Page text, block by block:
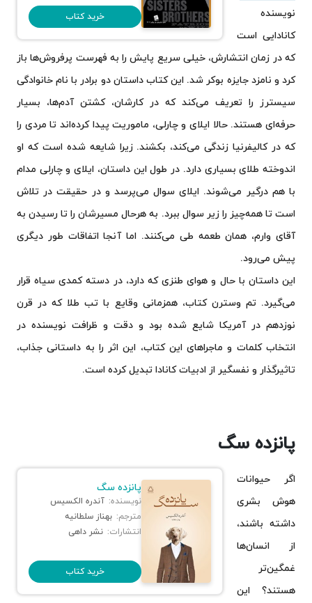
خرید کتاب
نویسنده
کانادایی است
که در زمان انتشارش، خیلی سریع پایش را به فهرست پرفروش‌ها باز
کرد و نامزد جایزه بوکر شد. این کتاب داستان دو برادر با نام خانوادگی
سیسترز را تعریف می‌کند که در کارشان، کشتن آدم‌ها، بسیار
حرفه‌ای هستند. حالا ایلای و چارلی، ماموریت پیدا کرده‌اند تا مردی را
که در کالیفرنیا زندگی می‌کند، بکشند. زیرا شایعه شده است که او
اندوخته طلای بسیاری دارد. در طول این داستان، ایلای و چارلی مدام
با هم درگیر می‌شوند. ایلای سوال می‌پرسد و در حقیقت در تلاش
است تا همه‌چیز را زیر سوال ببرد. به هرحال مسیرشان را تا رسیدن به
آقای وارم، همان طعمه طی می‌کنند. اما آنجا اتفاقات طور دیگری
پیش می‌رود.
این داستان با حال و هوای طنزی که دارد، در دسته کمدی سیاه قرار
می‌گیرد. تم وسترن کتاب، همزمانی وقایع با تب طلا که در قرن
نوزدهم در آمریکا شایع شده بود و دقت و ظرافت نویسنده در
انتخاب کلمات و ماجراهای این کتاب، این اثر را به داستانی جذاب،
تاثیرگذار و نفسگیر از ادبیات کانادا تبدیل کرده است.
پانزده سگ
پانزده سگ
نویسنده: آندره الکسیس
مترجم: بهناز سلطانیه
انتشارات: نشر داهی
خرید کتاب
اگر حیوانات
هوش بشری
داشته باشند،
از انسان‌ها
غمگین‌تر
هستند؟ این